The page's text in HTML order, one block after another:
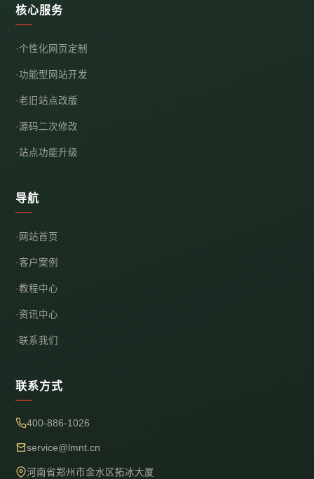
核心服务
个性化网页定制
功能型网站开发
老旧站点改版
源码二次修改
站点功能升级
导航
网站首页
客户案例
教程中心
资讯中心
联系我们
联系方式
400-886-1026
service@lmnt.cn
河南省郑州市金水区拓冰大厦